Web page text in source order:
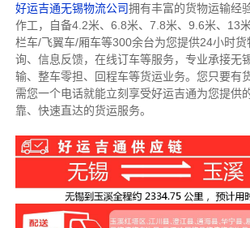
好运吉通无锡物流公司拥有丰富的货物运输经
作工，自备4.2米、6.8米、7.8米、9.6米、13
栏车/飞翼车/厢车等300余台为您提供24小时
询、信息反馈，在线订车等服务， 专业承接无
输、整车零担、回程车等货运业务。 您只要有
需您一个电话就能立刻享受好运吉通为您提供
靠、快速直达的货运服务。